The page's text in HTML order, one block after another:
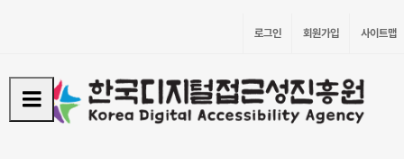
로그인 회원가입 사이트맵